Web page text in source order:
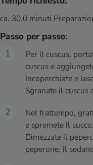
ca. 30.0 minuti
Passo per passo:
Per il cuscus,
cuscus e
Incoperchiate e
Sgranate il cuscus
Nel frattempo,
e spremete il
Dimezzate il
peperone, il